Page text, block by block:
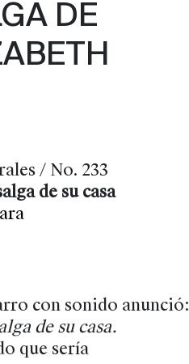
DE
/ No. 233
de su casa
con sonido anunció:
de su casa.
que sería